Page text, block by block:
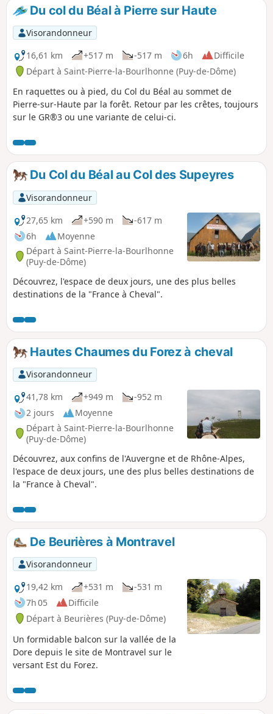
Du col du Béal à Pierre sur Haute
Visorandonneur
16,61 km
+517 m -517 m 6h
Difficile
Départ à Saint-Pierre-la-Bourlhonne (Puy-de-Dôme)
En raquettes ou à pied, du Col du Béal au sommet de
Pierre-sur-Haute par la forêt. Retour par les crêtes, toujours
sur le GR®3 ou une variante de celui-ci.
Du Col du Béal au Col des Supeyres
Visorandonneur
27,65 km
+590 m
-617 m
6h
Moyenne
Départ à Saint-Pierre-la-Bourlhonne
(Puy-de-Dôme)
Découvrez, l'espace de deux jours, une des plus belles
destinations de la "France à Cheval".
Hautes Chaumes du Forez à cheval
Visorandonneur
41,78 km
+949 m
-952 m
2 jours
Moyenne
Départ à Saint-Pierre-la-Bourlhonne
(Puy-de-Dôme)
Découvrez, aux confins de l'Auvergne et de Rhône-Alpes,
l'espace de deux jours, une des plus belles destinations de
la "France à Cheval".
De Beurières à Montravel
Visorandonneur
19,42 km
+531 m
-531 m
7h 05
Difficile
Départ à Beurières (Puy-de-Dôme)
Un formidable balcon sur la vallée de la
Dore depuis le site de Montravel sur le
versant Est du Forez.